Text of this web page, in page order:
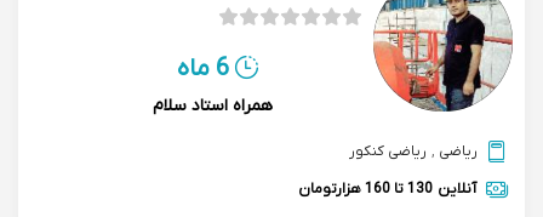
6 ماه
همراه استاد سلام
ریاضی , ریاضی کنکور
آنلاین 130 تا 160 هزارتومان